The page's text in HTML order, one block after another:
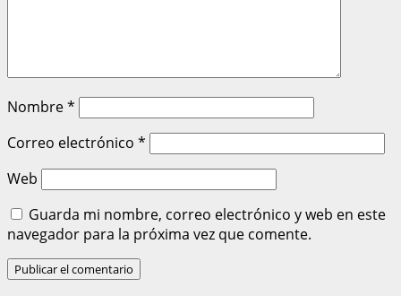
Nombre*
Correo electrónico *
Web
Guarda mi nombre, correo electrónico y web en este
navegador para la próxima vez que comente.